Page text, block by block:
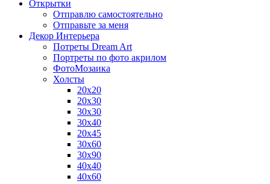
Открытки
Отправлю самостоятельно
Отправьте за меня
Декор Интерьера
Потреты Dream Art
Портреты по фото акрилом
ФотоМозаика
Холсты
20х20
20х30
30х30
30х40
20х45
30х60
30х90
40х40
40х60